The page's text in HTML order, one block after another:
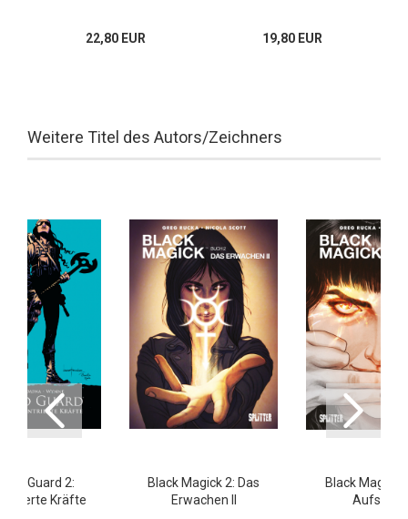
22,80 EUR 19,80 EUR
Weitere Titel des Autors/Zeichners
Old Guard 2:
Kräfte
Black Magick 2: Das
Erwachen II
Black Magick
Aufstieg I